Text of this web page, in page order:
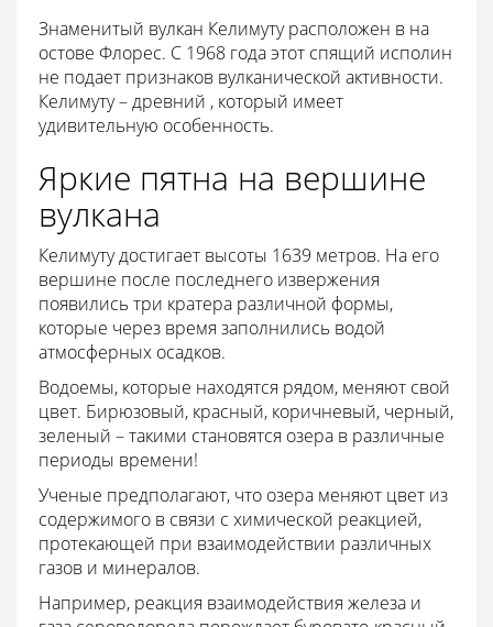
Знаменитый вулкан Келимуту расположен в на
остове Флорес. С 1968 года этот спящий исполин
не подает признаков вулканической активности.
Келимуту – древний , который имеет
удивительную особенность.
Яркие пятна на вершине
вулкана
Келимуту достигает высоты 1639 метров. На его
вершине после последнего извержения
появились три кратера различной формы,
которые через время заполнились водой
атмосферных осадков.
Водоемы, которые находятся рядом, меняют свой
цвет. Бирюзовый, красный, коричневый, черный,
зеленый – такими становятся озера в различные
периоды времени!
Ученые предполагают, что озера меняют цвет из
содержимого в связи с химической реакцией,
протекающей при взаимодействии различных
газов и минералов.
Например, реакция взаимодействия железа и